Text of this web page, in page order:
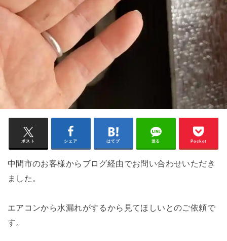
ポスト シェア はてブ 送る Pocket
中間市のお客様からブログ経由でお問い合わせいただき
ました。
エアコンから水漏れがするから見てほしいとのご依頼で
す。